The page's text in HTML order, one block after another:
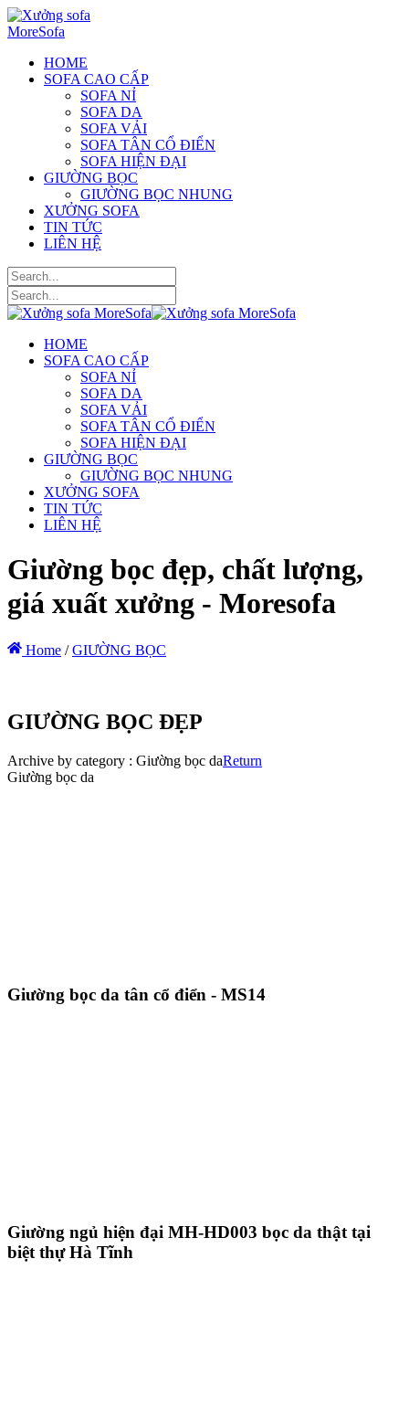
HOME
SOFA CAO CẤP
SOFA NỈ
SOFA DA
SOFA VẢI
SOFA TÂN CỔ ĐIỂN
SOFA HIỆN ĐẠI
GIƯỜNG BỌC
GIƯỜNG BỌC NHUNG
XƯỞNG SOFA
TIN TỨC
LIÊN HỆ
HOME
SOFA CAO CẤP
SOFA NỈ
SOFA DA
SOFA VẢI
SOFA TÂN CỔ ĐIỂN
SOFA HIỆN ĐẠI
GIƯỜNG BỌC
GIƯỜNG BỌC NHUNG
XƯỞNG SOFA
TIN TỨC
LIÊN HỆ
Giường bọc đẹp, chất lượng,
giá xuất xưởng - Moresofa
Home / GIƯỜNG BỌC
GIƯỜNG BỌC ĐẸP
Archive by category : Giường bọc daReturn
Giường bọc da
Giường bọc da tân cổ điển - MS14
Giường ngủ hiện đại MH-HD003 bọc da thật tại
biệt thự Hà Tĩnh